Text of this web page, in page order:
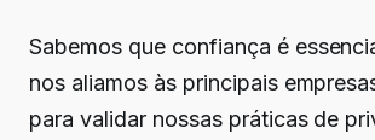
Sabemos que confiança é
nos aliamos às principais
para validar nossas práticas de